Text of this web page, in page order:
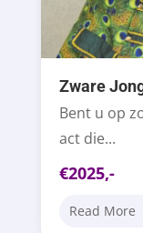
Zware
Bent u op
act die...
€2025,-
Read More